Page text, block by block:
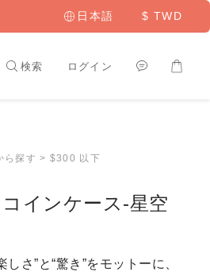
日本語 $ TWD
検索 ログイン
ら探す > $300 以下
コインケース-星空
さ”と“驚き”をモットーに、